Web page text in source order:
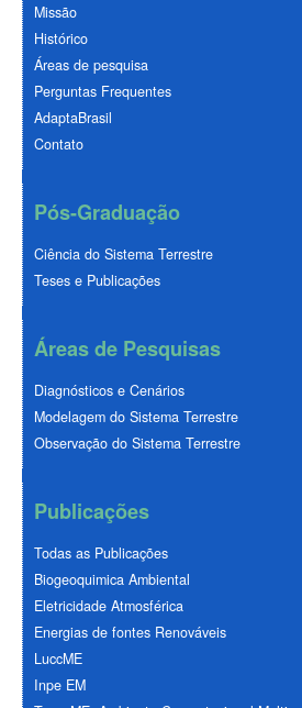
Missão
Histórico
Áreas de pesquisa
Perguntas Frequentes
AdaptaBrasil
Contato
Pós-Graduação
Ciência do Sistema Terrestre
Teses e Publicações
Áreas de Pesquisas
Diagnósticos e Cenários
Modelagem do Sistema Terrestre
Observação do Sistema Terrestre
Publicações
Todas as Publicações
Biogeoquimica Ambiental
Eletricidade Atmosférica
Energias de fontes Renováveis
LuccME
Inpe EM